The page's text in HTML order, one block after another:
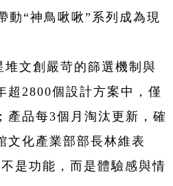
動“神鳥啾啾”系列成為現
堆文創嚴苛的篩選機制與
超2800個設計方案中，僅
產品每3個月淘汰更新，確
文化產業部部長林維表
是功能，而是體驗感與情